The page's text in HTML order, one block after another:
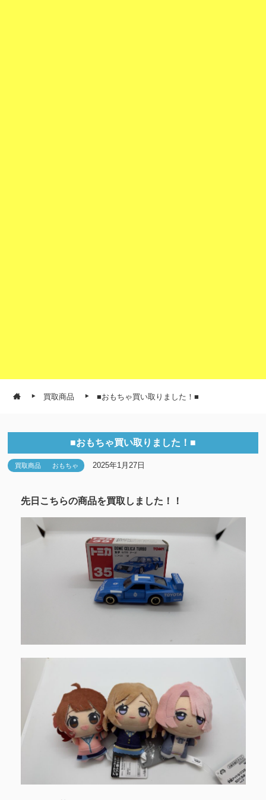
買取商品 ■おもちゃ買い取りました！■
■おもちゃ買い取りました！■
買取商品 おもちゃ 2025年1月27日
先日こちらの商品を買取しました！！